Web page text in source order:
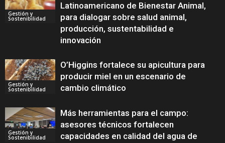
Gestión y
Sostenibilidad
Latinoamericano de Bienestar Animal,
para dialogar sobre salud animal,
producción, sustentabilidad e
innovación
Gestión y
Sostenibilidad
O’Higgins fortalece su apicultura para
producir miel en un escenario de
cambio climático
Gestión y
Sostenibilidad
Más herramientas para el campo:
asesores técnicos fortalecen
capacidades en calidad del agua de